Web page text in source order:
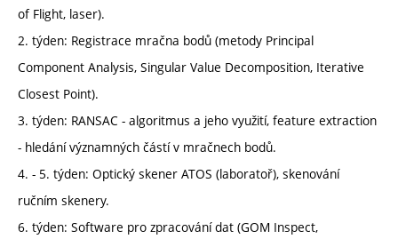
of Flight, laser).
2. týden: Registrace mračna bodů (metody Principal
Component Analysis, Singular Value Decomposition, Iterative
Closest Point).
3. týden: RANSAC - algoritmus a jeho využití, feature extraction
- hledání významných částí v mračnech bodů.
4. - 5. týden: Optický skener ATOS (laboratoř), skenování
ručním skenery.
6. týden: Software pro zpracování dat (GOM Inspect,